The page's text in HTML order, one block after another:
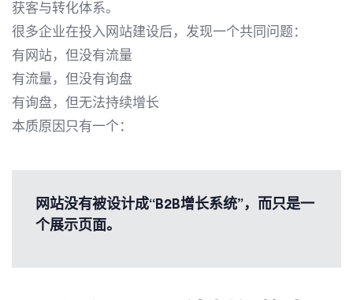
获客与转化体系。
很多企业在投入网站建设后，发现一个共同问题：
有网站，但没有流量
有流量，但没有询盘
有询盘，但无法持续增长
本质原因只有一个：
网站没有被设计成“B2B增长系统”，而只是一
个展示页面。